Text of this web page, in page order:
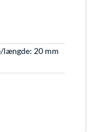
længde: 20 mm